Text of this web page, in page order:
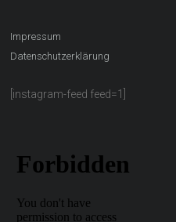
Impressum
Datenschutzerklärung
[instagram-feed feed=1]